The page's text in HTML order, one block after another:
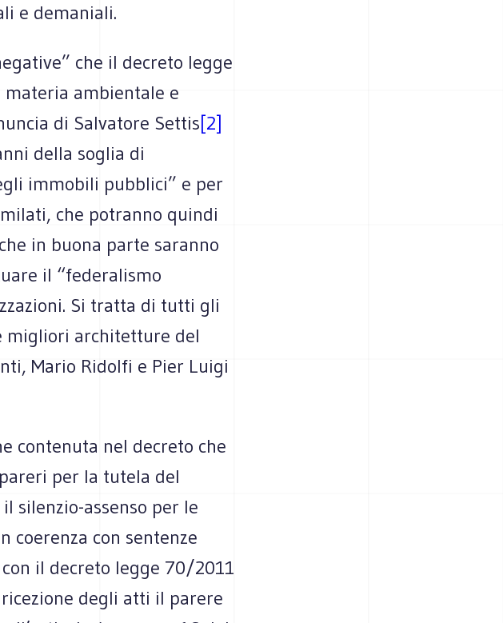
e demaniali.
che il decreto legge
ambientale e
di Salvatore Settis[2]
della soglia di
immobili pubblici” e per
che potranno quindi
in buona parte saranno
il “federalismo
Si tratta di tutti gli
migliori architetture del
Mario Ridolfi e Pier Luigi
contenuta nel decreto che
per la tutela del
silenzio-assenso per le
coerenza con sentenze
il decreto legge 70/2011
degli atti il parere